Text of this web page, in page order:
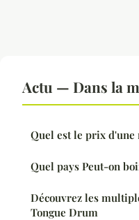
Actu — Dans la
Quel est le prix d'une
Quel pays Peut-on
Découvrez les
Tongue Drum